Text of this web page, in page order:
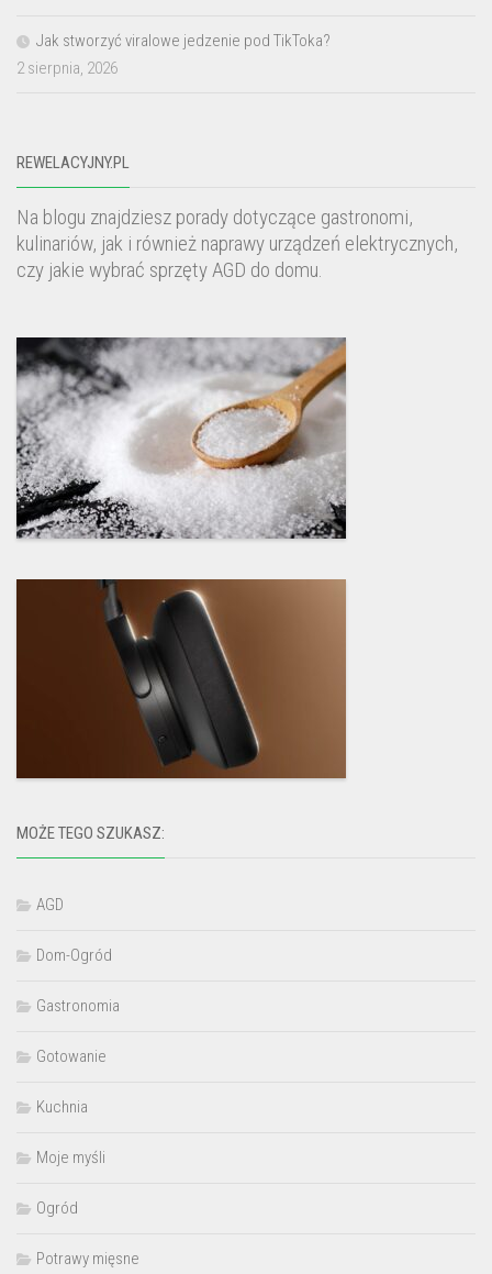
Jak stworzyć viralowe jedzenie pod TikToka?
2 sierpnia, 2026
REWELACYJNY.PL
Na blogu znajdziesz porady dotyczące gastronomi,
kulinariów, jak i również naprawy urządzeń elektrycznych,
czy jakie wybrać sprzęty AGD do domu.
MOŻE TEGO SZUKASZ:
AGD
Dom-Ogród
Gastronomia
Gotowanie
Kuchnia
Moje myśli
Ogród
Potrawy mięsne